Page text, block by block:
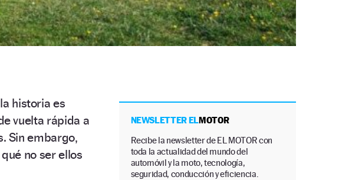
historia es
vuelta rápida a
Sin embargo,
no ser ellos
NEWSLETTER ELMOTOR
Recibe la newsletter de EL MOTOR con
toda la actualidad del mundo del
automóvil y la moto, tecnología,
seguridad, conducción y eficiencia.